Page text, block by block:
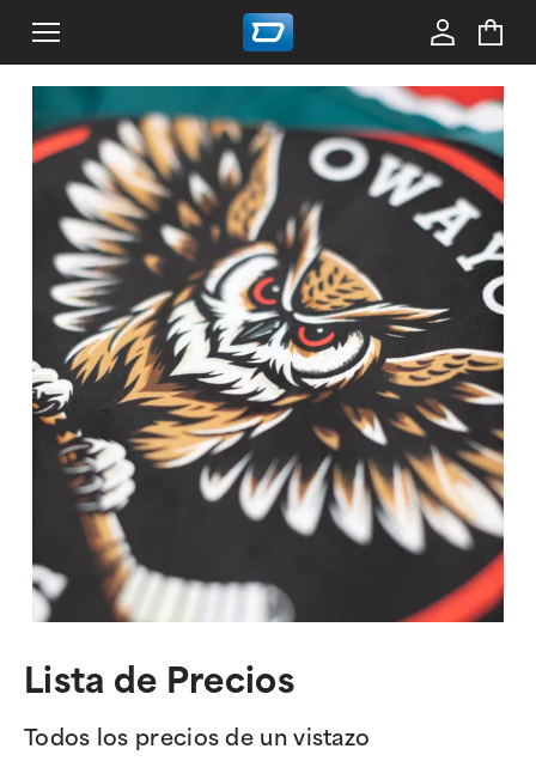
Lista de Precios
Todos los precios de un vistazo